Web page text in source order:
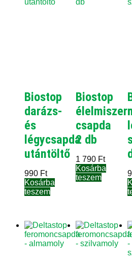
Biostop
darázs-
és
légycsapda
utántöltő
990 Ft
Kosárba
teszem
Biostop
csapda
2 db
1 790 Ft
Kosárba
teszem